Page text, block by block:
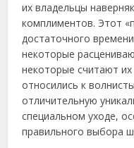
их владельцы
комплиментов. Этот
достаточного
некоторые
некоторые считают
относились к
отличительную
специальном уходе,
правильного выбора